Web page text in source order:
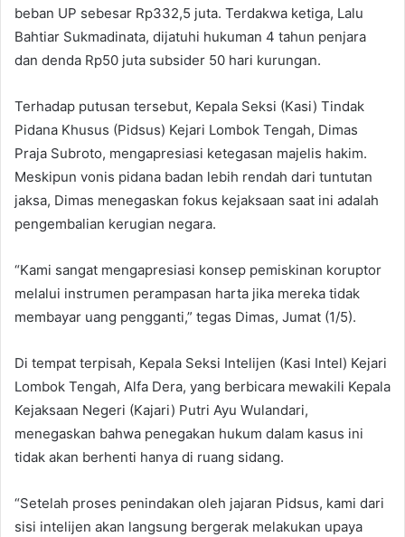
beban UP sebesar Rp332,5 juta. Terdakwa ketiga, Lalu
Bahtiar Sukmadinata, dijatuhi hukuman 4 tahun penjara
dan denda Rp50 juta subsider 50 hari kurungan.
Terhadap putusan tersebut, Kepala Seksi (Kasi) Tindak
Pidana Khusus (Pidsus) Kejari Lombok Tengah, Dimas
Praja Subroto, mengapresiasi ketegasan majelis hakim.
Meskipun vonis pidana badan lebih rendah dari tuntutan
jaksa, Dimas menegaskan fokus kejaksaan saat ini adalah
pengembalian kerugian negara.
“Kami sangat mengapresiasi konsep pemiskinan koruptor
melalui instrumen perampasan harta jika mereka tidak
membayar uang pengganti,” tegas Dimas, Jumat (1/5).
Di tempat terpisah, Kepala Seksi Intelijen (Kasi Intel) Kejari
Lombok Tengah, Alfa Dera, yang berbicara mewakili Kepala
Kejaksaan Negeri (Kajari) Putri Ayu Wulandari,
menegaskan bahwa penegakan hukum dalam kasus ini
tidak akan berhenti hanya di ruang sidang.
“Setelah proses penindakan oleh jajaran Pidsus, kami dari
sisi intelijen akan langsung bergerak melakukan upaya